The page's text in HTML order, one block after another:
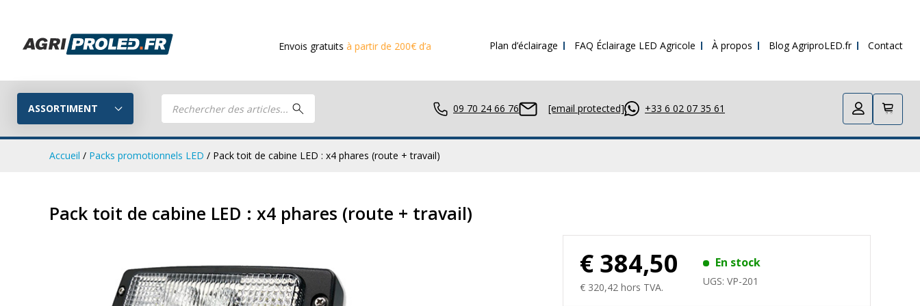
Envois gratuitsà partir de 200€ d’achat Plan d’éclairage FAQ Éclairage LED Agricole À propos Blog AgriproLED.fr Contact
ASSORTIMENT
Recherche
produits
09 70 24 66 76 [email protected] +33 6 02 07 35 61
Guide LED
Composez votre propre kit LED
Phares de travail LED
CRAWER
Phares de travail LED Kits remorque LED
Accueil / Packs promotionnels LED / Pack toit de cabine LED : x4 phares (route + travail)
Pack toit de cabine LED : x4 phares (route + travail)
€ 384,50
€ 320,42 hors TVA.
En stock
UGS: VP-201